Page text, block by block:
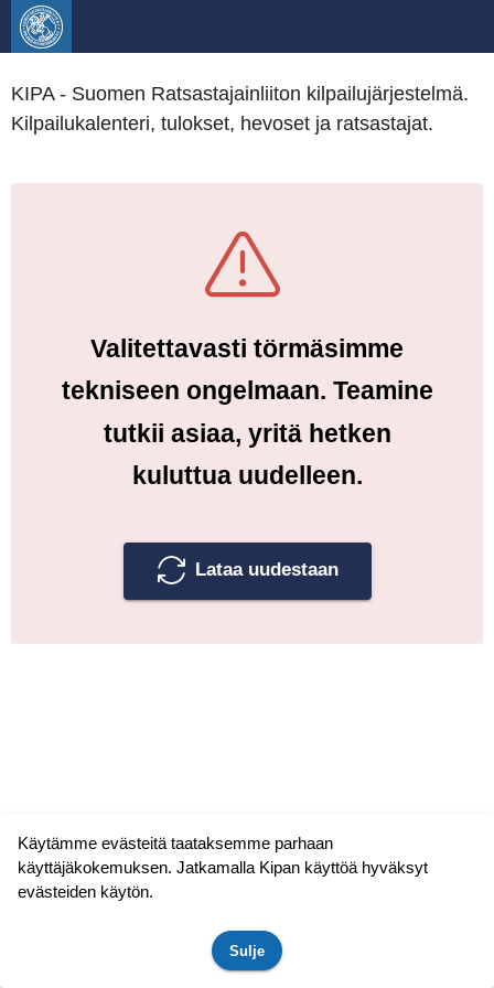
KIPA - Suomen Ratsastajainliiton kilpailujärjestelmä.
Kilpailukalenteri, tulokset, hevoset ja ratsastajat.
Valitettavasti törmäsimme
tekniseen ongelmaan. Teamine
tutkii asiaa, yritä hetken
kuluttua uudelleen.
Lataa uudestaan
Käytämme evästeitä taataksemme parhaan
käyttäjäkokemuksen. Jatkamalla Kipan käyttöä hyväksyt
evästeiden käytön.
Sulje